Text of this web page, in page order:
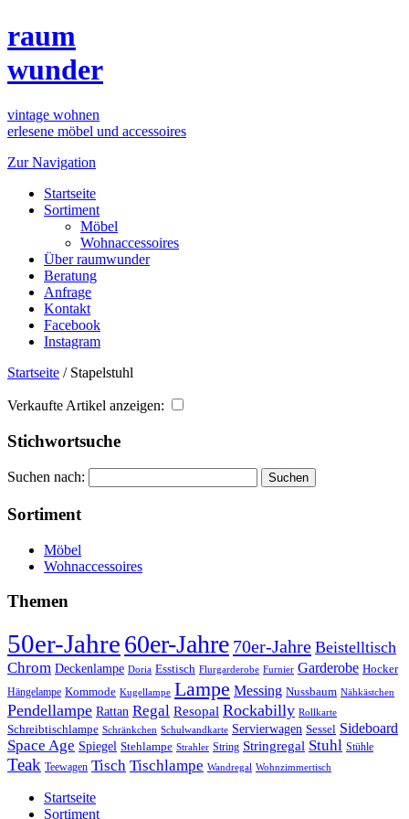
raum
wunder
vintage wohnen
erlesene möbel und accessoires
Zur Navigation
Startseite
Sortiment
Möbel
Wohnaccessoires
Über raumwunder
Beratung
Anfrage
Kontakt
Facebook
Instagram
Startseite / Stapelstuhl
Verkaufte Artikel anzeigen:
Stichwortsuche
Suchen nach:
Sortiment
Möbel
Wohnaccessoires
Themen
50er-Jahre60er-Jahre 70er-Jahre Beistelltisch
Chrom Deckenlampe Doria Esstisch Flurgarderobe Furnier Garderobe Hocker
Hängelampe Kommode Kugellampe Lampe Messing Nussbaum Nähkästchen
Pendellampe Rattan Regal Resopal Rockabilly Rollkarte
Schreibtischlampe Schränkchen Schulwandkarte Servierwagen Sessel Sideboard
Space Age Spiegel Stehlampe Strahler String Stringregal Stuhl Stühle
Teak Teewagen Tisch Tischlampe Wandregal Wohnzimmertisch
Startseite
Sortiment